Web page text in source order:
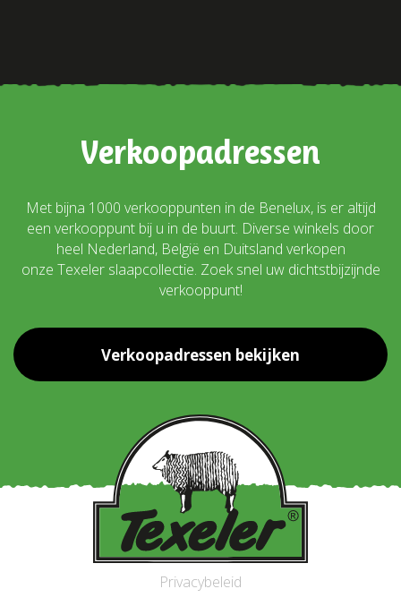
Verkoopadressen
Met bijna 1000 verkooppunten in de Benelux, is er altijd
een verkooppunt bij u in de buurt. Diverse winkels door
heel Nederland, België en Duitsland verkopen
onze Texeler slaapcollectie. Zoek snel uw dichtstbijzijnde
verkooppunt!
Verkoopadressen bekijken
Privacybeleid